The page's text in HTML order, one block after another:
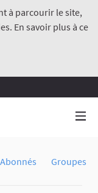
à parcourir le site,
En savoir plus à ce
Abonnés Groupes